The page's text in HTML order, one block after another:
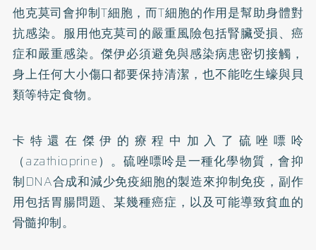
他克莫司會抑制T細胞，而T細胞的作用是幫助身體對
抗感染。服用他克莫司的嚴重風險包括腎臟受損、癌
症和嚴重感染。傑伊必須避免與感染病患密切接觸，
身上任何大小傷口都要保持清潔，也不能吃生蠔與貝
類等特定食物。
卡特還在傑伊的療程中加入了硫唑嘌呤
（azathioprine）。硫唑嘌呤是一種化學物質，會抑
制DNA合成和減少免疫細胞的製造來抑制免疫，副作
用包括胃腸問題、某幾種癌症，以及可能導致貧血的
骨髓抑制。